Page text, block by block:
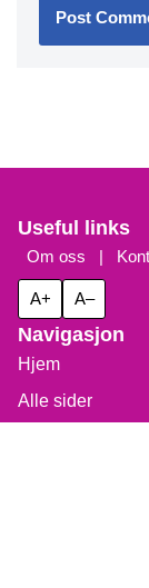
Useful links
Om oss |
A+ A–
Navigasjon
Hjem
Alle sider